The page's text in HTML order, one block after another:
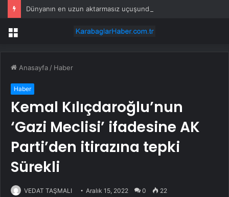
Menü
Anasayfa / Haber
Haber
Kemal Kılıçdaroğlu’nun
‘Gazi Meclisi’ ifadesine AK
Parti’den itirazına tepki
Sürekli
VEDAT TAŞMALI Aralık 15, 2022 0 22